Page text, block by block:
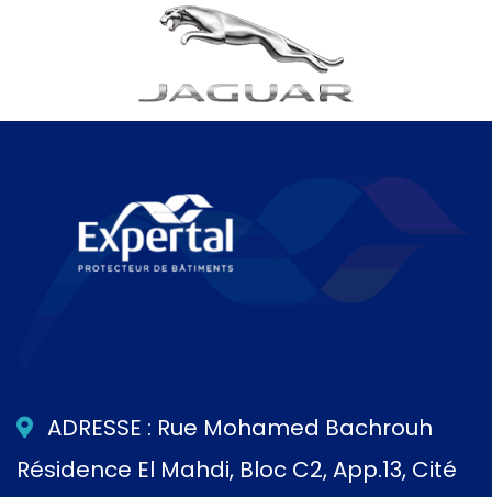
ADRESSE : Rue Mohamed Bachrouh
Résidence El Mahdi, Bloc C2, App.13, Cité